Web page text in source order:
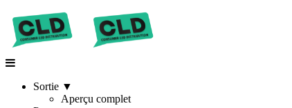
Sortie ▼
Aperçu complet